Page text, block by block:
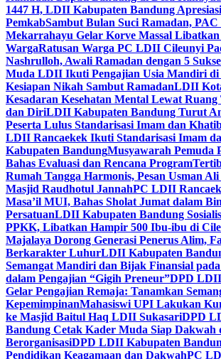
1447 H, LDII Kabupaten Bandung
PemkabSambut Bulan Suci Ramadan,
Mekarrahayu Gelar Korve Massal Libatkan
WargaRatusan Warga PC LDII Cileunyi
Nashrulloh, Awali Ramadan dengan 5
Muda LDII Ikuti Pengajian Usia Mandiri di
Kesiapan Nikah Sambut RamadanLDII
Kesadaran Kesehatan Mental Lewat
dan DiriLDII Kabupaten Bandung Turut
Peserta Lulus Standarisasi Imam dan
LDII Rancaekek Ikuti Standarisasi Imam
Kabupaten BandungMusyawarah Pemuda
Bahas Evaluasi dan Rencana Program
Rumah Tangga Harmonis, Pesan Usman
Masjid Raudhotul JannahPC LDII
Masa’il MUI, Bahas Sholat Jumat dalam
PersatuanLDII Kabupaten Bandung
PPKK, Libatkan Hampir 500 Ibu-ibu di
Majalaya Dorong Generasi Penerus Alim,
Berkarakter LuhurLDII Kabupaten
Semangat Mandiri dan Bijak Finansial
dalam Pengajian “Gigih Preneur”DPD
Gelar Pengajian Remaja: Tanamkan
KepemimpinanMahasiswi UPI Lakukan
ke Masjid Baitul Haq LDII SukasariDPD
Bandung Cetak Kader Muda Siap Dakwah
BerorganisasiDPD LDII Kabupaten
Pendidikan Keagamaan dan DakwahPC